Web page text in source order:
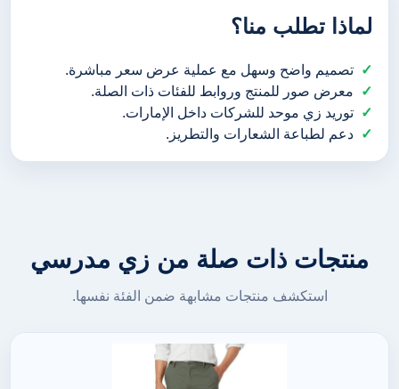
لماذا تطلب منا؟
تصميم واضح وسهل مع عملية عرض سعر مباشرة.
معرض صور للمنتج وروابط للفئات ذات الصلة.
توريد زي موحد للشركات داخل الإمارات.
دعم لطباعة الشعارات والتطريز.
منتجات ذات صلة من زي مدرسي
استكشف منتجات مشابهة ضمن الفئة نفسها.